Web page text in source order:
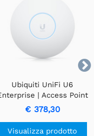

Ubiquiti UniFi U6
| Access Point
Tri-Band WiFi 6E | 4800
Mbit/s | PoE+ | Inclusa
staffa di montaggio
€ 378,30
Visualizza prodotto